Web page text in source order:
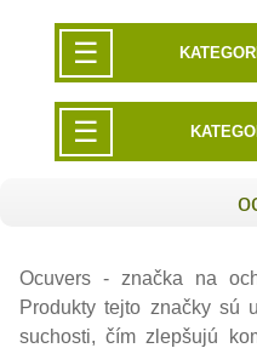
☰
☰
Ocuvers - značka na
Produkty tejto značky sú
suchosti, čím zlepšujú